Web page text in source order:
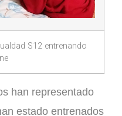
S12 entrenando
han representado
estado entrenados